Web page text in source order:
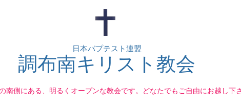
南側にある、明るくオープンな教会です。どなたでもご自由にお越し下さ
日本バプテスト連盟
調布南キリスト教会